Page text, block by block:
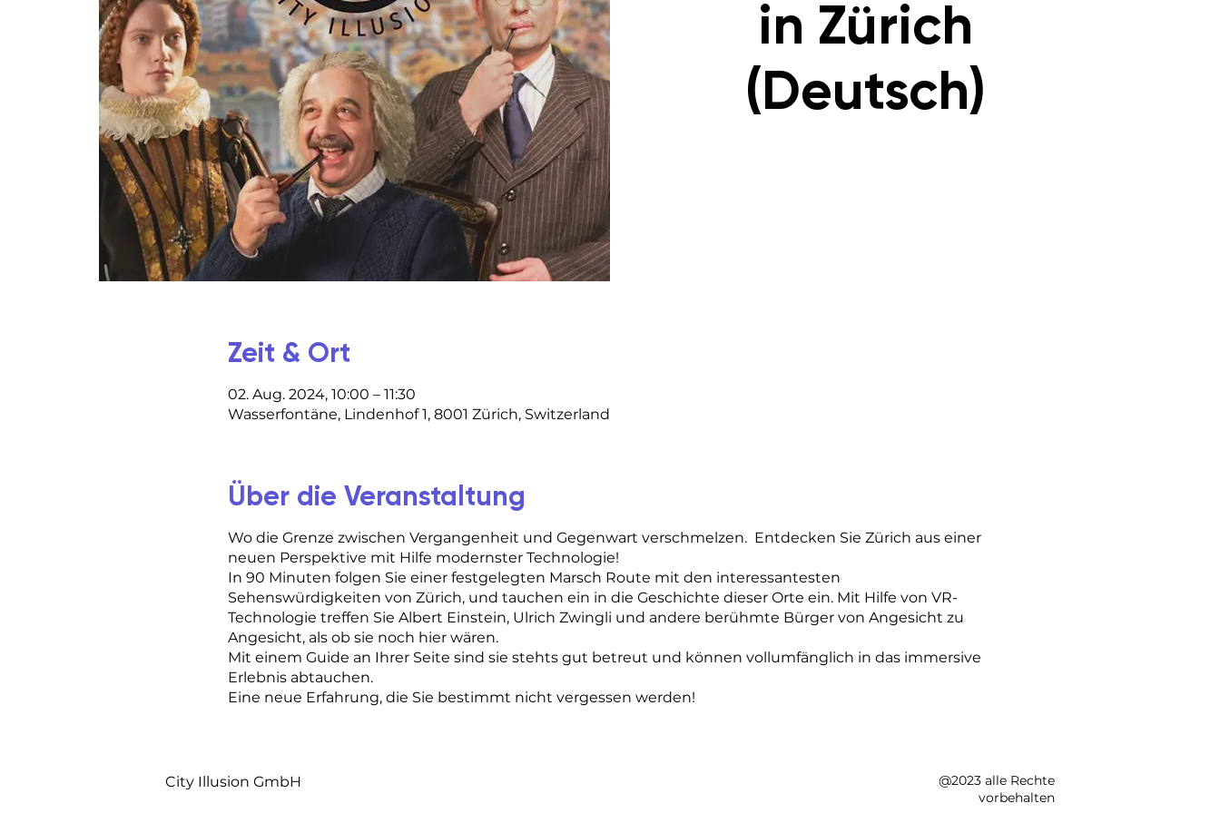
in Zürich
(Deutsch)
Zeit & Ort
02. Aug. 2024, 10:00 – 11:30
Wasserfontäne, Lindenhof 1, 8001 Zürich, Switzerland
Über die Veranstaltung
Wo die Grenze zwischen Vergangenheit und Gegenwart verschmelzen. Entdecken Sie Zürich aus einer
neuen Perspektive mit Hilfe modernster Technologie!
In 90 Minuten folgen Sie einer festgelegten Marsch Route mit den interessantesten
Sehenswürdigkeiten von Zürich, und tauchen ein in die Geschichte dieser Orte ein. Mit Hilfe von VR-
Technologie treffen Sie Albert Einstein, Ulrich Zwingli und andere berühmte Bürger von Angesicht zu
Angesicht, als ob sie noch hier wären.
Mit einem Guide an Ihrer Seite sind sie stehts gut betreut und können vollumfänglich in das immersive
Erlebnis abtauchen.
Eine neue Erfahrung, die Sie bestimmt nicht vergessen werden!
City Illusion GmbH
@2023 alle Rechte
vorbehalten